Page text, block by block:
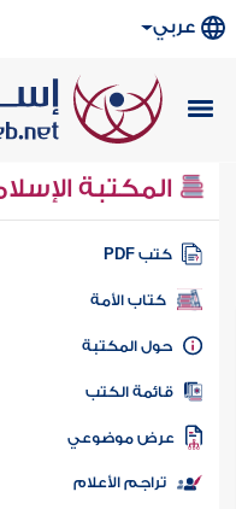
عربي
المكتبة
كتب PDF
كتاب الأمة
المكتبة
الكتب
موضوعي